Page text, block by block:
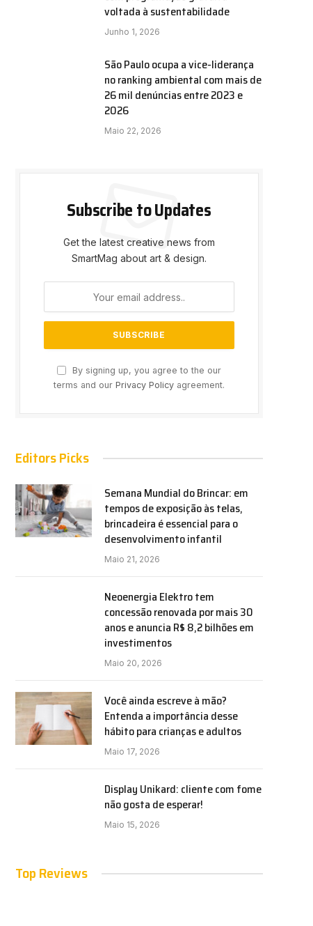
voltada à sustentabilidade
Junho 1, 2026
São Paulo ocupa a vice-liderança
no ranking ambiental com mais de
26 mil denúncias entre 2023 e
2026
Maio 22, 2026
Subscribe to Updates
Get the latest creative news from
SmartMag about art & design.
By signing up, you agree to the our
terms and our Privacy Policy agreement.
Editors Picks
Semana Mundial do Brincar: em
tempos de exposição às telas,
brincadeira é essencial para o
desenvolvimento infantil
Maio 21, 2026
Neoenergia Elektro tem
concessão renovada por mais 30
anos e anuncia R$ 8,2 bilhões em
investimentos
Maio 20, 2026
Você ainda escreve à mão?
Entenda a importância desse
hábito para crianças e adultos
Maio 17, 2026
Display Unikard: cliente com fome
não gosta de esperar!
Maio 15, 2026
Top Reviews